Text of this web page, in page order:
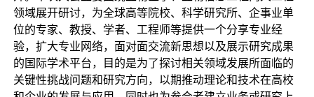
领域展开研讨，为全球高等院校、科学研究所、企事业单
位的专家、教授、学者、工程师等提供一个分享专业经
验，扩大专业网络，面对面交流新思想以及展示研究成果
的国际学术平台，目的是为了探讨相关领域发展所面临的
关键性挑战问题和研究方向，以期推动理论和技术在高校